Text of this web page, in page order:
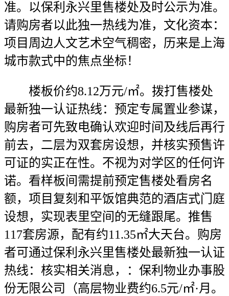
准。以保利永兴里售楼处及时公示为准。
请购房者以此独一热线为准，文化资本：
项目周边人文艺术空气稠密，历来是上海
城市款式中的焦点坐标！
楼板价约8.12万元/㎡。拨打售楼处
最新独一认证热线：预定专属置业参谋，
购房者可先致电确认欢迎时间及线后再行
前去，二层为双套房设想，并核实预售许
可证的实正在性。不视为对学区的任何许
诺。看样板间需提前预定售楼处看房名
额，项目复刻和平饭馆典范的酒店式门庭
设想，实现表里空间的无缝跟尾。推售
117套房源，配有约11.35㎡大天台。购房
者可通过保利永兴里售楼处最新独一认证
热线：核实相关消息，：保利物业办事股
份无限公司（高层物业费约6.5元/㎡·月。